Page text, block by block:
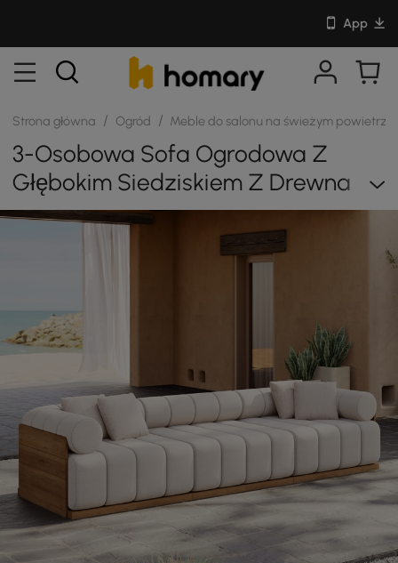
App
Strona główna / Ogród / Meble do salonu na świeżym powietrzu
3-Osobowa Sofa Ogrodowa Z
Głębokim Siedziskiem Z Drewna
Tekowego Resaro